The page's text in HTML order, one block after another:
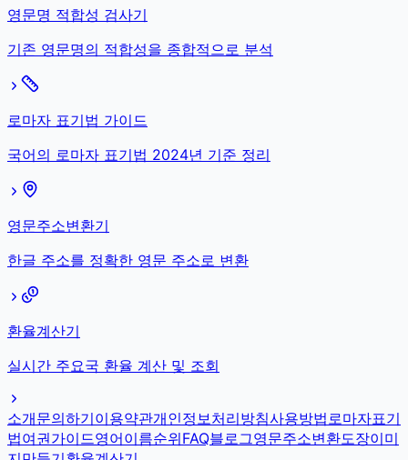
영문명 적합성 검사기
기존 영문명의 적합성을 종합적으로 분석
로마자 표기법 가이드
국어의 로마자 표기법 2024년 기준 정리
영문주소변환기
한글 주소를 정확한 영문 주소로 변환
환율계산기
실시간 주요국 환율 계산 및 조회
소개문의하기이용약관개인정보처리방침사용방법 로마자표기
법여권가이드영어이름순위FAQ블로그영문주소변환도장이미